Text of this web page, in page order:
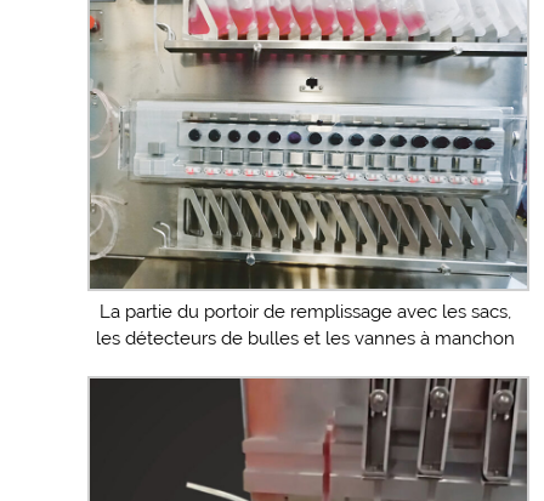
La partie du portoir de remplissage avec les sacs,
les détecteurs de bulles et les vannes à manchon